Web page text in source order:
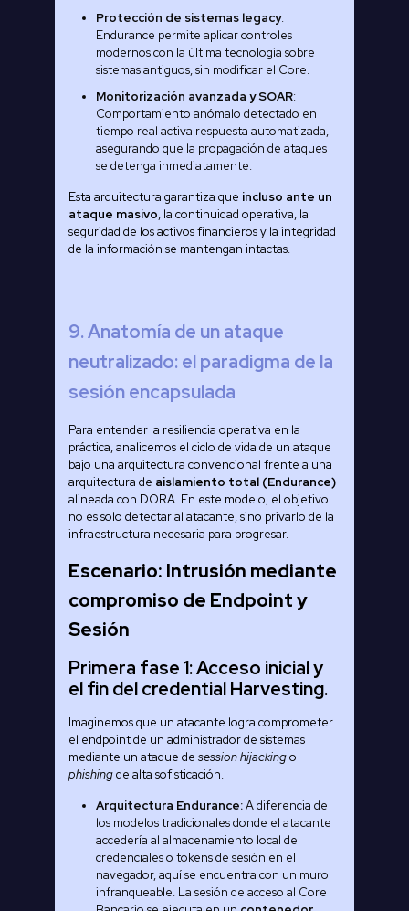
Protección de sistemas legacy:
Endurance permite aplicar controles
modernos con la última tecnología sobre
sistemas antiguos, sin modificar el Core.
Monitorización avanzada y SOAR:
Comportamiento anómalo detectado en
tiempo real activa respuesta automatizada,
asegurando que la propagación de ataques
se detenga inmediatamente.
Esta arquitectura garantiza que incluso ante un
ataque masivo, la continuidad operativa, la
seguridad de los activos financieros y la integridad
de la información se mantengan intactas.
9. Anatomía de un ataque
neutralizado: el paradigma de la
sesión encapsulada
Para entender la resiliencia operativa en la
práctica, analicemos el ciclo de vida de un ataque
bajo una arquitectura convencional frente a una
arquitectura de aislamiento total (Endurance)
alineada con DORA. En este modelo, el objetivo
no es solo detectar al atacante, sino privarlo de la
infraestructura necesaria para progresar.
Escenario: Intrusión mediante
compromiso de Endpoint y
Sesión
Primera fase 1: Acceso inicial y
el fin del credential Harvesting.
Imaginemos que un atacante logra comprometer
el endpoint de un administrador de sistemas
mediante un ataque de session hijackingo
phishingde alta sofisticación.
Arquitectura Endurance:A diferencia de
los modelos tradicionales donde el atacante
accedería al almacenamiento local de
credenciales o tokens de sesión en el
navegador, aquí se encuentra con un muro
infranqueable. La sesión de acceso al Core